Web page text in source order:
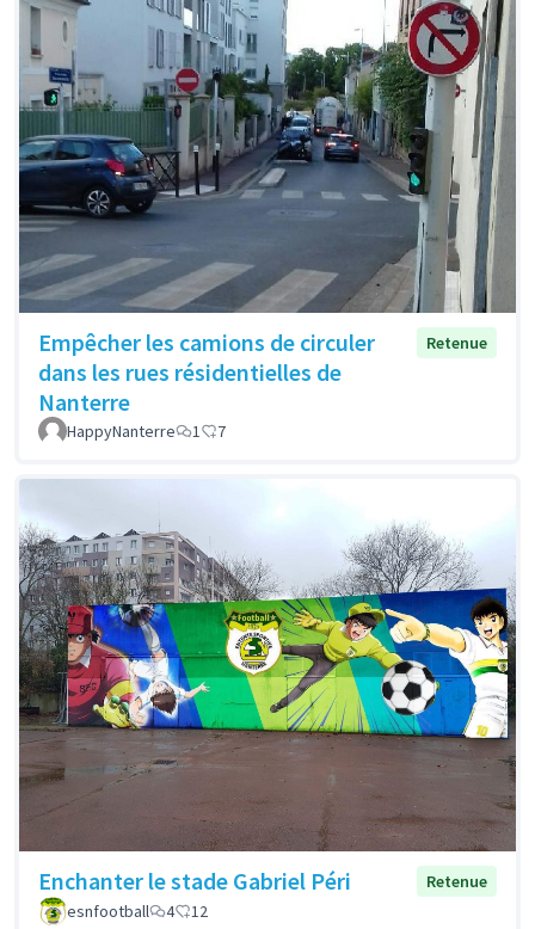
Empêcher les camions de circuler
dans les rues résidentielles de
Nanterre
Retenue
HappyNanterre 1 7
Enchanter le stade Gabriel Péri
Retenue
esnfootball
4 12